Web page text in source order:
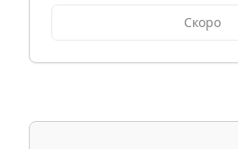
Скоро